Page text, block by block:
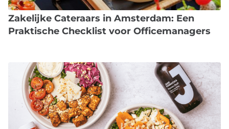
Zakelijke Cateraars in Amsterdam: Een
Praktische Checklist voor Officemanagers